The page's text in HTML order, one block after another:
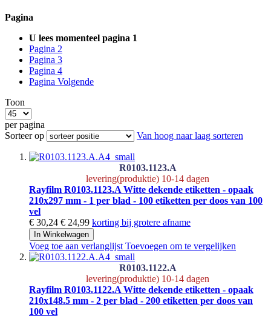
Pagina
U lees momenteel pagina 1
Pagina 2
Pagina 3
Pagina 4
Pagina Volgende
Toon
per pagina
Sorteer op
Van hoog naar laag sorteren
R0103.1123.A
levering(produktie) 10-14 dagen
Rayfilm R0103.1123.A Witte dekende etiketten - opaak
210x297 mm - 1 per blad - 100 etiketten per doos van 100
vel
€ 30,24 € 24,99 korting bij grotere afname
In Winkelwagen
Voeg toe aan verlanglijst Toevoegen om te vergelijken
R0103.1122.A
levering(produktie) 10-14 dagen
Rayfilm R0103.1122.A Witte dekende etiketten - opaak
210x148.5 mm - 2 per blad - 200 etiketten per doos van
100 vel